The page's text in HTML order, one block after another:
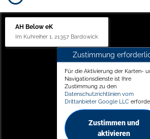
AH Below eK
Im Kuhreiher 1, 21357 Bardowick
Zustimmung
Für die Aktivierung der Karten-
Navigationsdienste ist Ihre
Zustimmung zu den
Datenschutzrichtlinien vom
Drittanbieter Google LLC
Zustimmen und
aktivieren